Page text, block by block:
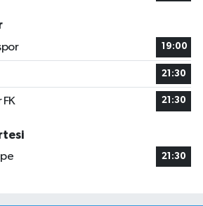
19:00
21:30
21:30
21:30